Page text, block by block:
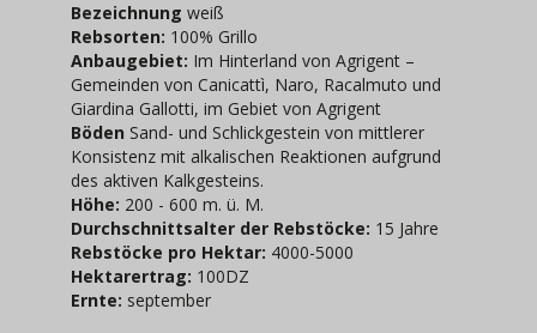
Bezeichnung weiß
Rebsorten: 100% Grillo
Anbaugebiet: Im Hinterland von Agrigent –
Gemeinden von Canicattì, Naro, Racalmuto und
Giardina Gallotti, im Gebiet von Agrigent
Böden Sand- und Schlickgestein von mittlerer
Konsistenz mit alkalischen Reaktionen aufgrund
des aktiven Kalkgesteins.
Höhe: 200 - 600 m. ü. M.
Durchschnittsalter der Rebstöcke: 15 Jahre
Rebstöcke pro Hektar: 4000-5000
Hektarertrag: 100DZ
Ernte: september